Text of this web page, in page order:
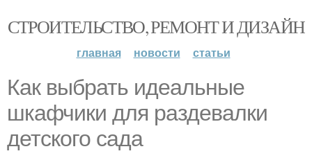
СТРОИТЕЛЬСТВО, РЕМОНТ И ДИЗАЙН
главная новости статьи
Как выбрать идеальные
шкафчики для раздевалки
детского сада